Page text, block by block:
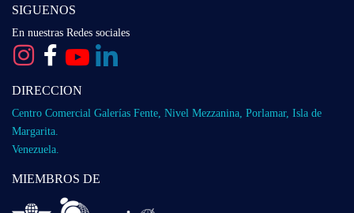
SIGUENOS
En nuestras Redes sociales
DIRECCION
Centro Comercial Galerías Fente, Nivel Mezzanina, Porlamar, Isla de
Margarita.
Venezuela.
MIEMBROS DE